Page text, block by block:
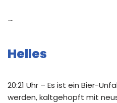
Helles
20:21 Uhr – Es ist ein Bier-
werden, kaltgehopft mit